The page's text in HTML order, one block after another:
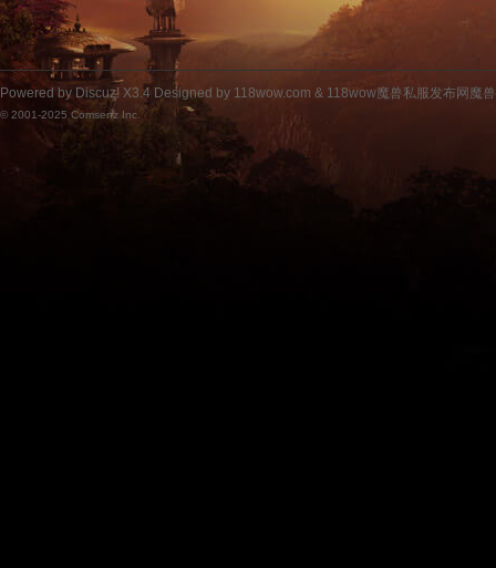
Powered by Discuz! X3.4 Designed by 118wow.com & 118wow魔兽私服发布网魔
© 2001-2025 Comsenz Inc.